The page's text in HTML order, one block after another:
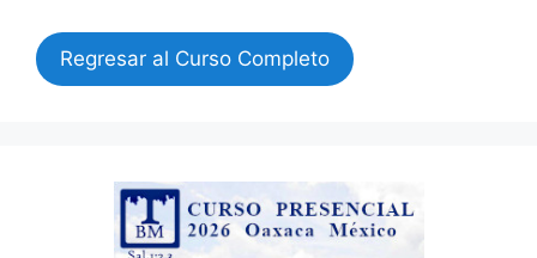
Regresar al Curso Completo